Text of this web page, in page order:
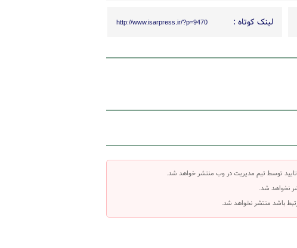
لینک کوتاه : http://www.isarpress.ir/?p=9470
توسط تیم مدیریت در وب منتشر خواهد شد.
نخواهد شد.
باشد منتشر نخواهد شد.